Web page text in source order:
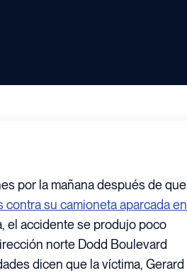
por la mañana después de que
su camioneta aparcada en
el accidente se produjo poco
norte Dodd Boulevard
dicen que la víctima, Gerard